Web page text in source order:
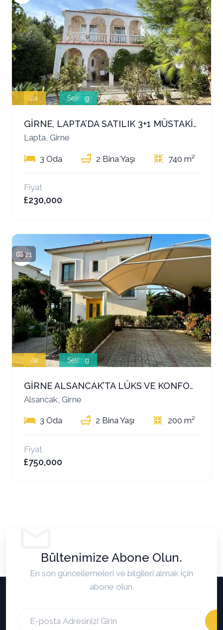
Villa Selling
GİRNE, LAPTA’DA SATILIK 3+1 MÜSTAKİL VİLLA – EŞDEĞER KOÇANLI VE TÜM VERGİLER ÖDENMİŞ!
Lapta, Girne
3 Oda 2 Bina Yaşı 740 m²
Fiyat
£230,000
21
Villa Selling
GİRNE ALSANCAK’TA LÜKS VE KONFORU BİR ARADA SUNAN SATILIK 3+1 VİLLA
Alsancak, Girne
3 Oda 2 Bina Yaşı 200 m²
Fiyat
£750,000
Bültenimize Abone Olun.
En son güncellemeleri ve bilgileri almak için
abone olun.